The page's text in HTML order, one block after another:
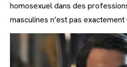
homosexuel dans des
masculines n’est pas